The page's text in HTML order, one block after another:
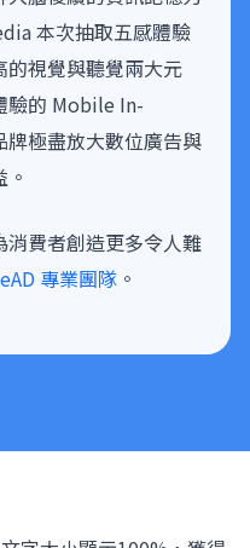
本次抽取五感體驗
的視覺與聽覺兩大元
驗的 Mobile In-
極盡放大數位廣告與
費者創造更多令人難
專業團隊 。